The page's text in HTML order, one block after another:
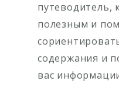
путеводитель,
полезным и
содержания и
вас